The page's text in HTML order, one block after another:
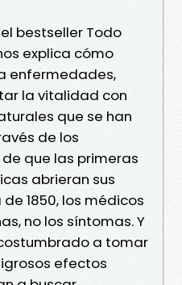
bestseller Todo
explica cómo
enfermedades,
la vitalidad con
que se han
de los
que las primeras
abrieran sus
1850, los médicos
no los síntomas. Y
a tomar
efectos